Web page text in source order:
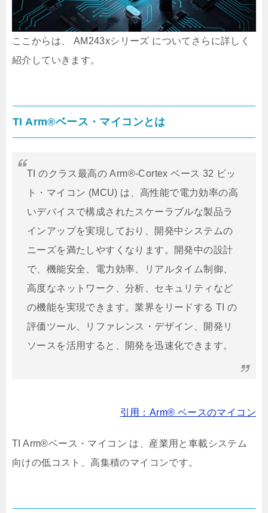
ここからは、 AM243xシリーズ についてさらに詳しく
紹介していきます。
TI Arm®ベース・マイコンとは
TI のクラス最高の Arm®-Cortex ベース 32 ビッ
ト・マイコン (MCU) は、高性能で電力効率の高
いデバイスで構成されたスケーラブルな製品ラ
インアップを実現しており、開発中システムの
ニーズを満たしやすくなります。開発中の設計
で、機能安全、電力効率、リアルタイム制御、
高度なネットワーク、分析、セキュリティなど
の機能を実現できます。業界をリードする TI の
評価ツール、リファレンス・デザイン、開発リ
ソースを活用すると、開発を迅速化できます。
引用：Arm® ベースのマイコン
TI Arm®ベース・マイコン は、産業用と車載システム
向けの低コスト、高集積のマイコンです。